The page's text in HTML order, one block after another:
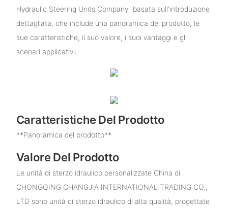
Hydraulic Steering Units Company" basata sull'introduzione
dettagliata, che include una panoramica del prodotto, le
sue caratteristiche, il suo valore, i suoi vantaggi e gli
scenari applicativi:
Caratteristiche Del Prodotto
**Panoramica del prodotto**
Valore Del Prodotto
Le unità di sterzo idraulico personalizzate China di
CHONGQING CHANGJIA INTERNATIONAL TRADING CO.,
LTD sono unità di sterzo idraulico di alta qualità, progettate